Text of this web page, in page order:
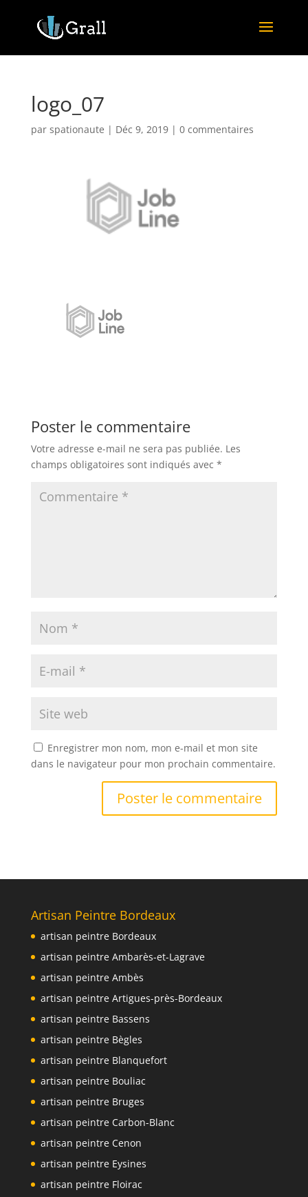
logo_07
par spationaute | Déc 9, 2019| 0 commentaires
Poster le commentaire
Votre adresse e-mail ne sera pas publiée. Les
champs obligatoires sont indiqués avec *
Enregistrer mon nom, mon e-mail et mon site
dans le navigateur pour mon prochain commentaire.
Artisan Peintre Bordeaux
artisan peintre Bordeaux
artisan peintre Ambarès-et-Lagrave
artisan peintre Ambès
artisan peintre Artigues-près-Bordeaux
artisan peintre Bassens
artisan peintre Bègles
artisan peintre Blanquefort
artisan peintre Bouliac
artisan peintre Bruges
artisan peintre Carbon-Blanc
artisan peintre Cenon
artisan peintre Eysines
artisan peintre Floirac